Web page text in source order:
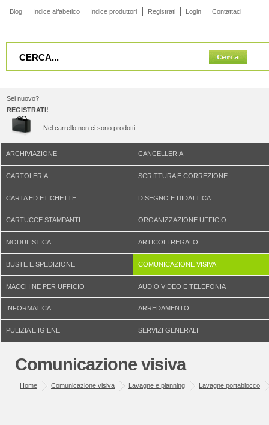
Blog Indice alfabetico Indice produttori Registrati Login Contattaci
Sei nuovo?
REGISTRATI!
Nel carrello non ci sono prodotti.
ARCHIVIAZIONE CANCELLERIA
CARTOLERIA SCRITTURA E CORREZIONE
CARTA ED ETICHETTE DISEGNO E DIDATTICA
CARTUCCE STAMPANTI ORGANIZZAZIONE UFFICIO
MODULISTICA ARTICOLI REGALO
BUSTE E SPEDIZIONE COMUNICAZIONE VISIVA
MACCHINE PER UFFICIO AUDIO VIDEO E TELEFONIA
INFORMATICA ARREDAMENTO
PULIZIA E IGIENE SERVIZI GENERALI
Comunicazione visiva
Home Comunicazione visiva Lavagne e planning Lavagne portablocco